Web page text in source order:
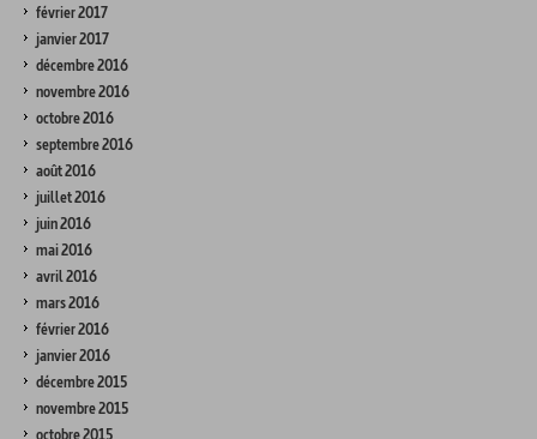
février 2017
janvier 2017
décembre 2016
novembre 2016
octobre 2016
septembre 2016
août 2016
juillet 2016
juin 2016
mai 2016
avril 2016
mars 2016
février 2016
janvier 2016
décembre 2015
novembre 2015
octobre 2015